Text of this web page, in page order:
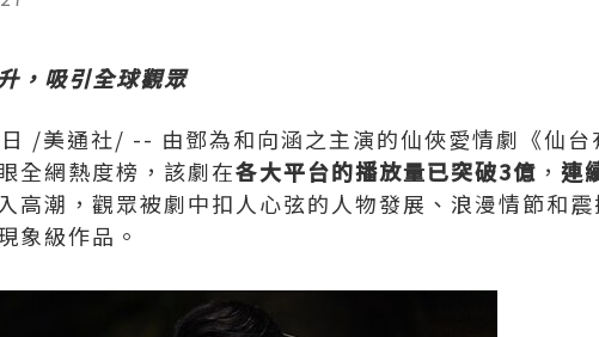
，吸引全球觀眾
/美通社/ -- 由鄧為和向涵之主演的仙俠愛情劇《仙台
全網熱度榜，該劇在各大平台的播放量已突破3億 ， 連
高潮，觀眾被劇中扣人心弦的人物發展、浪漫情節和
象級作品。